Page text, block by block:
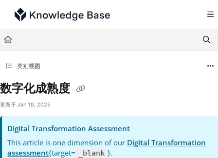
Documentation Index
Fetch the complete documentation index at:
Use this file to discover all available pages before exploring further.
类别视图
数字化成熟度
更新于 Jan 10, 2025
Digital Transformation Assessment
This article is one dimension of our Digital Transformation
assessment{target= _blank }.